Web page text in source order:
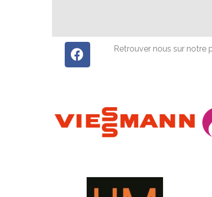
Retrouver nous sur notre